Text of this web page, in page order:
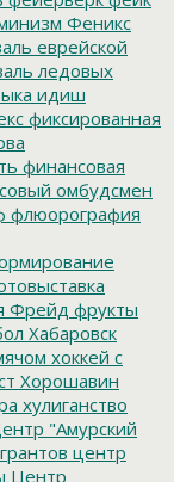
Феникс
еврейской
ледовых
идиш
фиксированная
финансовая
омбудсмен
флюорография
Фрейд фрукты
Хабаровск
хоккей с
Хорошавин
хулиганство
"Амурский
центр
Центр